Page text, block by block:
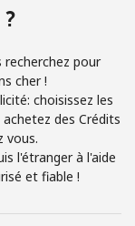
recherchez pour
cher !
choisissez les
des Crédits
vous.
l'étranger à l'aide
et fiable !